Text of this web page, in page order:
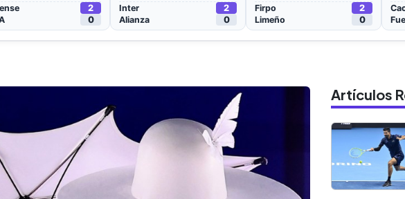
Artículos